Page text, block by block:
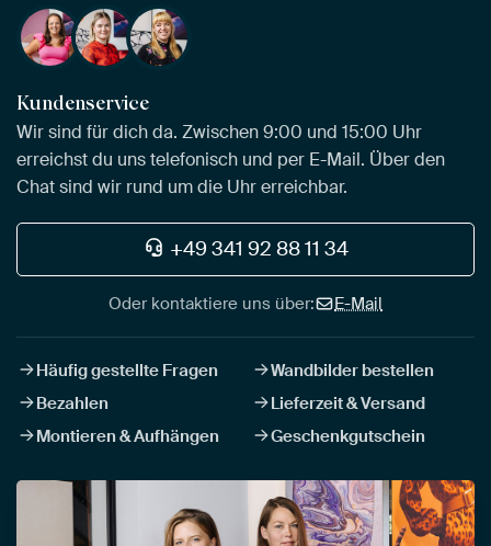
Kundenservice
Wir sind für dich da. Zwischen 9:00 und 15:00 Uhr
erreichst du uns telefonisch und per E-Mail. Über den
Chat sind wir rund um die Uhr erreichbar.
+49 341 92 88 11 34
Oder kontaktiere uns über: E-Mail
Häufig gestellte Fragen
Wandbilder bestellen
Bezahlen
Lieferzeit & Versand
Montieren & Aufhängen
Geschenkgutschein